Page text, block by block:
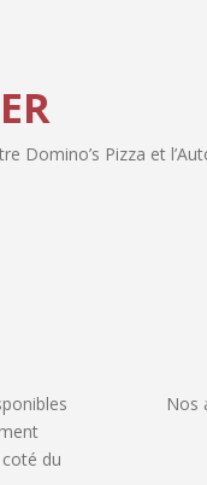
Domino’s Pizza et
du
Nos